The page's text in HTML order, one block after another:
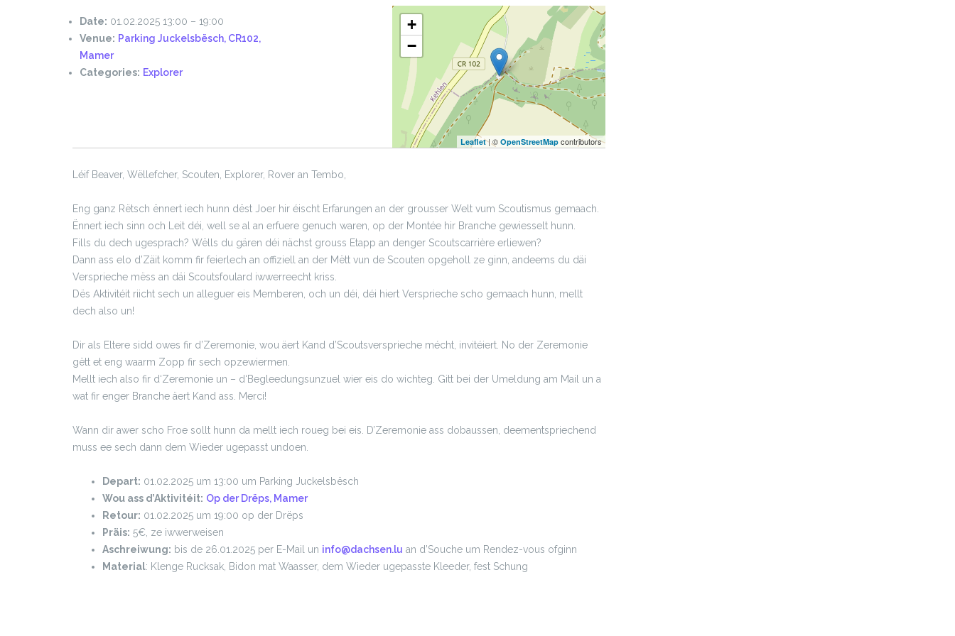
Date: 01.02.2025 13:00 – 19:00
Venue: Parking Juckelsbësch, CR102,
Mamer
Categories: Explorer
+
−
Leaflet| © OpenStreetMap contributors
Léif Beaver, Wëllefcher, Scouten, Explorer, Rover an Tembo,
Eng ganz Rëtsch ënnert iech hunn dëst Joer hir éischt Erfarungen an der grousser Welt vum Scoutismus gemaach.
Ënnert iech sinn och Leit déi, well se al an erfuere genuch waren, op der Montée hir Branche gewiesselt hunn.
Fills du dech ugesprach? Wëlls du gären déi nächst grouss Etapp an denger Scoutscarrière erliewen?
Dann ass elo d’Zäit komm fir feierlech an offiziell an der Mëtt vun de Scouten opgeholl ze ginn, andeems du däi
Versprieche mëss an däi Scoutsfoulard iwwerreecht kriss.
Dës Aktivitéit riicht sech un alleguer eis Memberen, och un déi, déi hiert Versprieche scho gemaach hunn, mellt
dech also un!
Dir als Eltere sidd owes fir d’Zeremonie, wou äert Kand d’Scoutsversprieche mécht, invitéiert. No der Zeremonie
gëtt et eng waarm Zopp fir sech opzewiermen.
Mellt iech also fir d‘Zeremonie un – d‘Begleedungsunzuel wier eis do wichteg. Gitt bei der Umeldung am Mail un a
wat fir enger Branche äert Kand ass. Merci!
Wann dir awer scho Froe sollt hunn da mellt iech roueg bei eis. D’Zeremonie ass dobaussen, deementspriechend
muss ee sech dann dem Wieder ugepasst undoen.
Depart: 01.02.2025 um 13:00 um Parking Juckelsbësch
Wou ass d’Aktivitéit: Op der Drëps, Mamer
Retour: 01.02.2025 um 19:00 op der Drëps
Präis: 5€, ze iwwerweisen
Aschreiwung: bis de 26.01.2025 per E-Mail un info@dachsen.lu an d’Souche um Rendez-vous ofginn
Material: Klenge Rucksak, Bidon mat Waasser, dem Wieder ugepasste Kleeder, fest Schung